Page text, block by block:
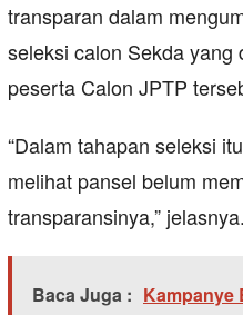
transparan dalam
seleksi calon Sekda yang
peserta Calon JPTP
“Dalam tahapan seleksi
melihat pansel belum
transparansinya,” jelasnya.
Baca Juga : Kampanye